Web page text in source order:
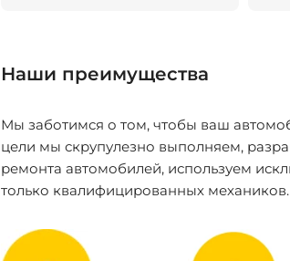
Наши преимущества
Мы заботимся о том, чтобы ваш
цели мы скрупулезно выполняем,
ремонта автомобилей, используем
только квалифицированных механиков.